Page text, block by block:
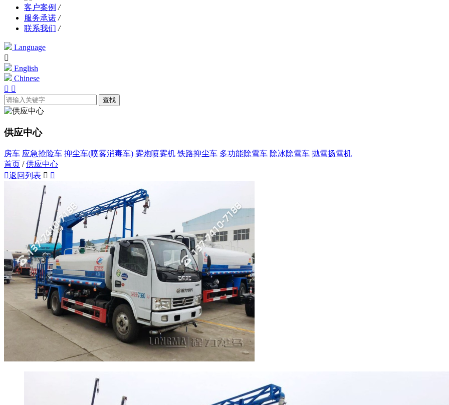
客户案例 /
服务承诺 /
联系我们 /
Language

English
Chinese
 
查找
供应中心
房车 应急抢险车 抑尘车(喷雾消毒车) 雾炮喷雾机 铁路抑尘车 多功能除雪车 除冰除雪车 抛雪扬雪机
首页 / 供应中心
返回列表  